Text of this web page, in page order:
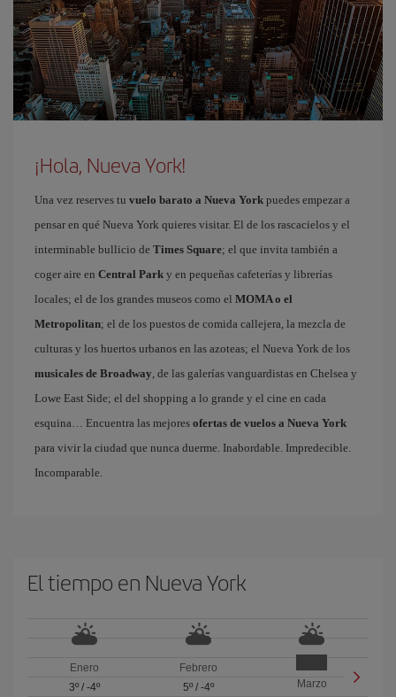
¡Hola, Nueva York!
Una vez reserves tu vuelo barato a Nueva York puedes empezar a
pensar en qué Nueva York quieres visitar. El de los rascacielos y el
interminable bullicio de Times Square; el que invita también a
coger aire en Central Park y en pequeñas cafeterías y librerías
locales; el de los grandes museos como el MOMA o el
Metropolitan; el de los puestos de comida callejera, la mezcla de
culturas y los huertos urbanos en las azoteas; el Nueva York de los
musicales de Broadway, de las galerías vanguardistas en Chelsea y
Lowe East Side; el del shopping a lo grande y el cine en cada
esquina… Encuentra las mejores ofertas de vuelos a Nueva York
para vivir la ciudad que nunca duerme. Inabordable. Impredecible.
Incomparable.
El tiempo en Nueva York
Enero
3º/ -4º
Febrero
5º/ -4º
Marzo